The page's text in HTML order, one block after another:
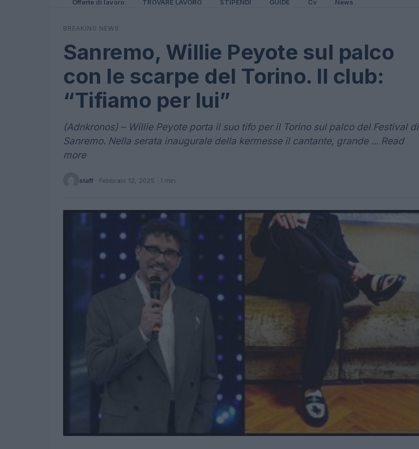
Offerte di lavoro TROVARE LAVORO STIPENDI GUIDE Cv News
BREAKING NEWS
Sanremo, Willie Peyote sul palco
con le scarpe del Torino. Il club:
“Tifiamo per lui”
(Adnkronos) – Willie Peyote porta il suo tifo per il Torino sul palco del Festival di
Sanremo. Nella serata inaugurale della kermesse il cantante, grande ... Read
more
staff · Febbraio 12, 2025 · 1 min